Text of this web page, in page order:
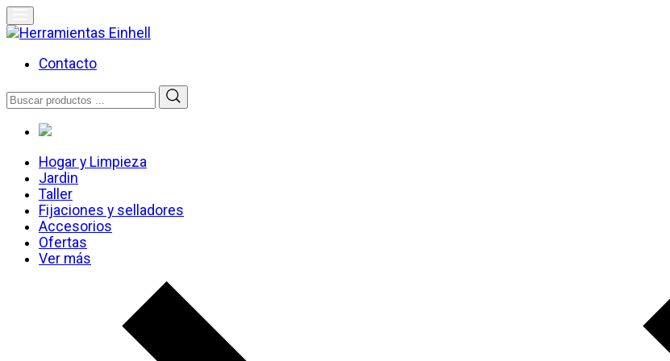
Skip
to
Herramientas Einhell
Distribuidor Oficial
Contacto
Buscar
por:
Hogar y Limpieza
Jardin
Taller
Fijaciones y selladores
Accesorios
Ofertas
Ver más